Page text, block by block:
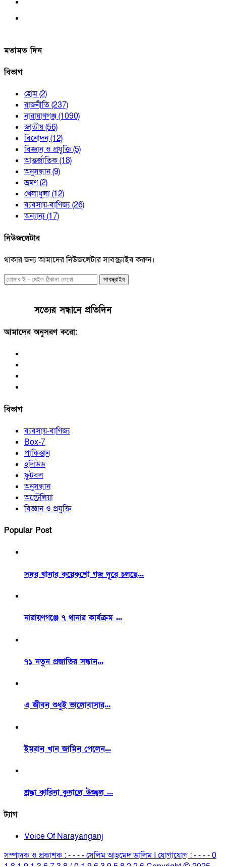
মতামত দিন
বিভাগ
হোম(2)
রাজনীতি(237)
নারায়াণগঞ্জ(1090)
জাতীয়(56)
বিনোদন(12)
বিজ্ঞান ও প্রযুক্তি(5)
আন্তর্জাতিক(18)
অনুসন্ধান(9)
ভ্রমণ(2)
খেলাধুলা(12)
ব্যবসায়-বাণিজ্য(26)
অন্যান্য(17)
নিউজলেটার
থাকার জন্য আমাদের নিউজলেটার সাবস্ক্রাইব করুন।
সাবস্ক্রাইব
সত্যের সন্ধানে প্রতিদিন
আমাদের অনুসরণ করো:
বিভাগ
ব্যবসায়-বাণিজ্য
Box-7
পাকিস্তান
হলিউড
ফুটবল
অনুসন্ধান
অস্ট্রেলিয়া
বিজ্ঞান ও প্রযুক্তি
Popular Post
সদর থানার কয়েকশো গজ দূরে চলছে...
নারায়ণগঞ্জে ৭ থানার কার্যক্রম ...
৭১ নতুন প্রজাতির সন্ধান...
এ জীবন শুধুই ভালোবাসার...
ইমরান খান জামিন পেলেন...
শ্রদ্ধা কারিনা কুনালে উজ্জ্বল ...
ট্যাগ
Voice Of Narayanganj
সম্পাদক ও প্রকাশক : - - - - সেলিম আহমেদ ডালিম I যোগাযোগ : - - - - 0